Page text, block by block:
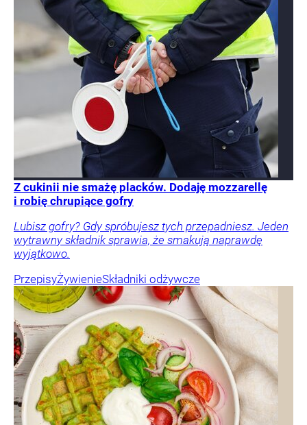
Z cukinii nie smażę placków. Dodaję mozzarellę
i robię chrupiące gofry
Lubisz gofry? Gdy spróbujesz tych przepadniesz. Jeden
wytrawny składnik sprawia, że smakują naprawdę
wyjątkowo.
PrzepisyŻywienieSkładniki odżywcze